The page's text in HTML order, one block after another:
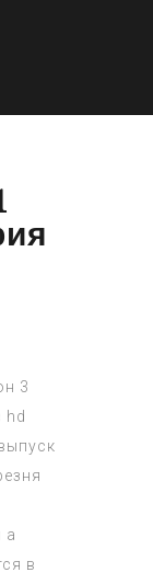
3
hd
а
в